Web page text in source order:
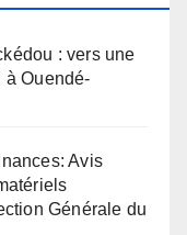
: vers une
à Ouendé-
Avis
Générale du